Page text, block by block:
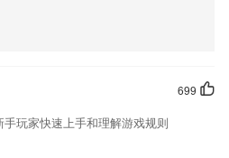
699
玩家快速上手和理解游戏规则